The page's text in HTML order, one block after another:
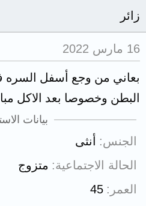
زائر
16 مارس 2022
بعاني من وجع أسفل السره
البطن وخصوصا بعد الاكل
بيانات
الجنس
أنثى
الحالة الاجتماعية
متزوج
العمر
45